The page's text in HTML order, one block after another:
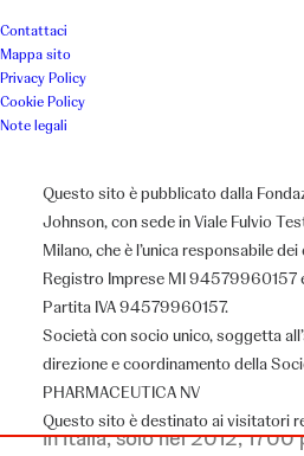
Contattaci
Mappa sito
Privacy Policy
Cookie Policy
Note legali
Questo sito è pubblicato dalla
Johnson, con sede in Viale Fulvio
Milano, che è l’unica responsabile
Registro Imprese MI 94579960157
Partita IVA 94579960157.
Società con socio unico, soggetta
direzione e coordinamento della
PHARMACEUTICA NV
Questo sito è destinato ai visitatori
Luogo
Roma
Associazione
ANLAIDS
Il progetto
In Italia, solo nel 2012, 1700